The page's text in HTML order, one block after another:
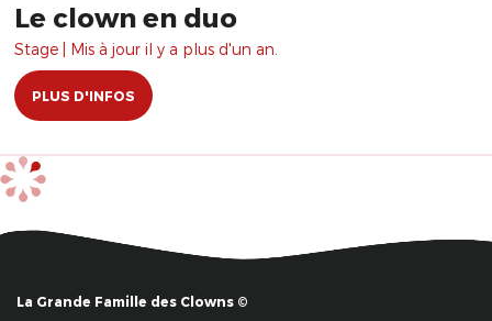
Le clown en duo
Stage | Mis à jour il y a plus d'un an.
PLUS D'INFOS
La Grande Famille des Clowns ©